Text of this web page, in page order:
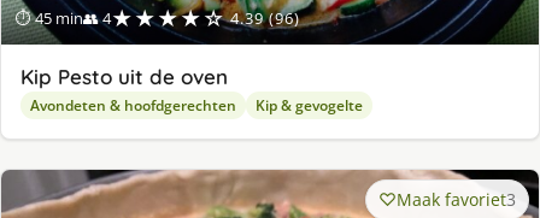
⏱ 45 min👥 4★★★★☆ 4.39 (96)
Kip Pesto uit de oven
Avondeten & hoofdgerechten Kip & gevogelte
Maak favoriet3